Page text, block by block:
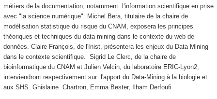
métiers de la documentation, notamment l'information scientifique en prise
avec "la science numérique". Michel Bera, titulaire de la chaire de
modélisation statistique du risque du CNAM, exposera les principes
théoriques et techniques du data mining dans le contexte du web de
données. Claire François, de l'Inist, présentera les enjeux du Data Mining
dans le contexte scientifique. Sigrid Le Clerc, de la chaire de
bioinformatique du CNAM et Julien Velcin, du laboratoire ERIC-Lyon2,
interviendront respectivement sur l'apport du Data-Mining à la biologie et
aux SHS. Ghislaine Chartron, Emma Bester, Ilham Derfoufi